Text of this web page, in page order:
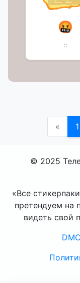
🤬
::
« 1
© 2025
«Все
претендуем на
видеть свой